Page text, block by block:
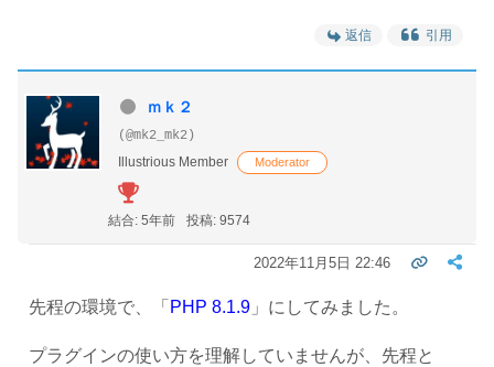
返信 引用
ｍｋ２
(@mk2_mk2)
Illustrious Member
Moderator
結合: 5年前 投稿: 9574
2022年11月5日 22:46
先程の環境で、「 PHP 8.1.9 」にしてみました。
プラグインの使い方を理解していませんが、先程と